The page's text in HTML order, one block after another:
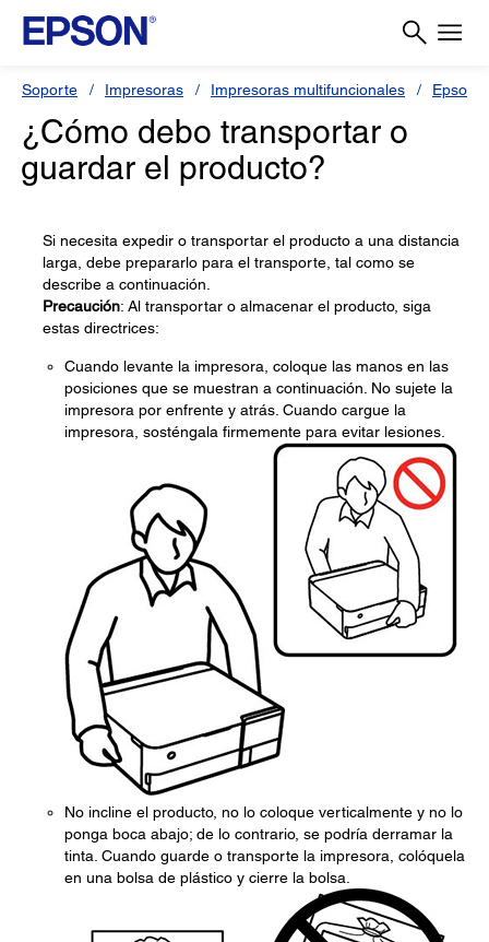
Soporte Impresoras Impresoras multifuncionales Epson L
¿Cómo debo transportar o
guardar el producto?
Si necesita expedir o transportar el producto a una distancia
larga, debe prepararlo para el transporte, tal como se
describe a continuación.
Precaución: Al transportar o almacenar el producto, siga
estas directrices:
Cuando levante la impresora, coloque las manos en las
posiciones que se muestran a continuación. No sujete la
impresora por enfrente y atrás. Cuando cargue la
impresora, sosténgala firmemente para evitar lesiones.
No incline el producto, no lo coloque verticalmente y no lo
ponga boca abajo; de lo contrario, se podría derramar la
tinta. Cuando guarde o transporte la impresora, colóquela
en una bolsa de plástico y cierre la bolsa.